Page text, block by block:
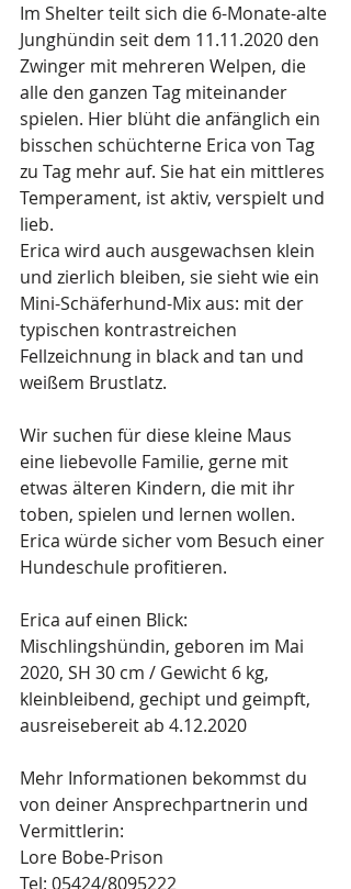
Im Shelter teilt sich die 6-Monate-alte
Junghündin seit dem 11.11.2020 den
Zwinger mit mehreren Welpen, die
alle den ganzen Tag miteinander
spielen. Hier blüht die anfänglich ein
bisschen schüchterne Erica von Tag
zu Tag mehr auf. Sie hat ein mittleres
Temperament, ist aktiv, verspielt und
lieb.
Erica wird auch ausgewachsen klein
und zierlich bleiben, sie sieht wie ein
Mini-Schäferhund-Mix aus: mit der
typischen kontrastreichen
Fellzeichnung in black and tan und
weißem Brustlatz.
Wir suchen für diese kleine Maus
eine liebevolle Familie, gerne mit
etwas älteren Kindern, die mit ihr
toben, spielen und lernen wollen.
Erica würde sicher vom Besuch einer
Hundeschule profitieren.
Erica auf einen Blick:
Mischlingshündin, geboren im Mai
2020, SH 30 cm / Gewicht 6 kg,
kleinbleibend, gechipt und geimpft,
ausreisebereit ab 4.12.2020
Mehr Informationen bekommst du
von deiner Ansprechpartnerin und
Vermittlerin:
Lore Bobe-Prison
Tel: 05424/8095222